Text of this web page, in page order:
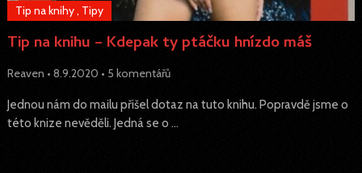
Tip na knihu – Kdepak ty ptáčku hnízdo máš
Tip na knihy, Tipy
Reaven • 8.9.2020 • 5 komentářů
Jednou nám do mailu přišel dotaz na tuto knihu. Popravdě jsme o
této knize nevěděli. Jedná se o …